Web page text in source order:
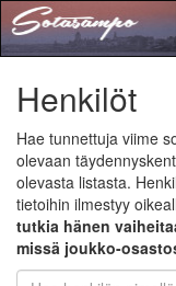
Henkilöt
Hae tunnettuja viime
olevaan
olevasta listasta.
tietoihin ilmestyy
tutkia hänen
missä joukko-